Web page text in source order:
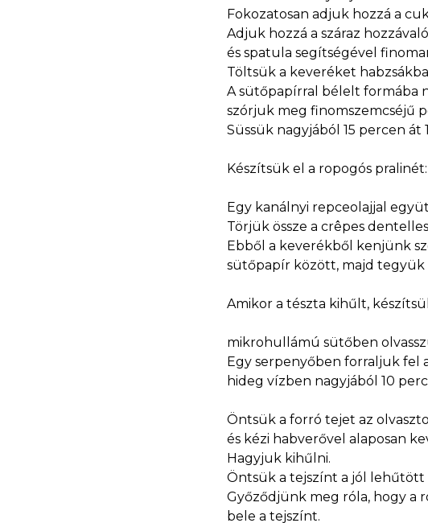
Fokozatosan adjuk hozzá a
Adjuk hozzá a száraz
és spatula segítségével
Töltsük a keveréket
A sütőpapírral bélelt formába
szórjuk meg finomszemcséjű
Süssük nagyjából 15 percen át
Készítsük el a ropogós pralinét:
Egy kanálnyi repceolajjal
Törjük össze a crêpes
Ebből a keverékből kenjünk
sütőpapír között, majd tegyük
Amikor a tészta kihűlt,
mikrohullámú sütőben
Egy serpenyőben forraljuk fel
hideg vízben nagyjából 10
Öntsük a forró tejet az
és kézi habverővel alaposan
Hagyjuk kihűlni.
Öntsük a tejszínt a jól lehűtött
Győződjünk meg róla, hogy a
bele a tejszínt.